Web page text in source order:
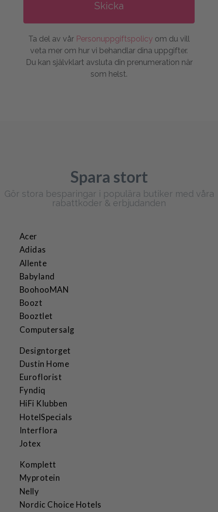
Ta del av vår Personuppgiftspolicy om du vill
veta mer om hur vi behandlar dina uppgifter.
Du kan självklart avsluta din prenumeration när
som helst.
Spara stort
Gör stora besparingar i populära butiker med våra
rabattkoder & erbjudanden
Acer
Adidas
Allente
Babyland
BoohooMAN
Boozt
Booztlet
Computersalg
Designtorget
Dustin Home
Euroflorist
Fyndiq
HiFi Klubben
HotelSpecials
Interflora
Jotex
Komplett
Myprotein
Nelly
Nordic Choice Hotels